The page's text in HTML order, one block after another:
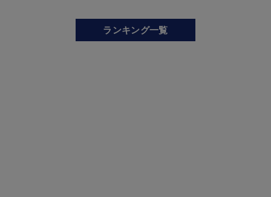
ランキング一覧